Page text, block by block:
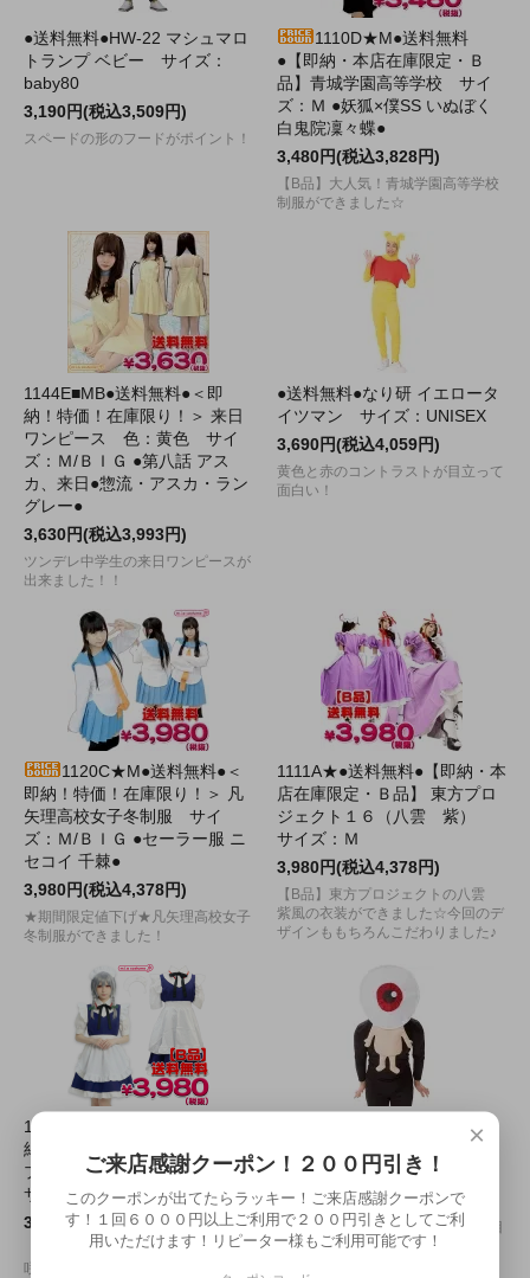
●送料無料●HW-22 マシュマロ
トランプ ベビー サイズ：
baby80
3,190円(税込3,509円)
スペードの形のフードがポイント！
1110D★M●送料無料
●【即納・本店在庫限定・Ｂ
品】青城学園高等学校 サイ
ズ：Ｍ ●妖狐×僕SS いぬぼく
白鬼院凜々蝶●
3,480円(税込3,828円)
【B品】大人気！青城学園高等学校
制服ができました☆
1144E■MB●送料無料●＜即
納！特価！在庫限り！＞ 来日
ワンピース 色：黄色 サイ
ズ：Ｍ/ＢＩＧ ●第八話 アス
カ、来日●惣流・アスカ・ラン
グレー●
3,630円(税込3,993円)
ツンデレ中学生の来日ワンピースが
出来ました！！
●送料無料●なり研 イエロータ
イツマン サイズ：UNISEX
3,690円(税込4,059円)
黄色と赤のコントラストが目立って
面白い！
1120C★M●送料無料●＜
即納！特価！在庫限り！＞ 凡
矢理高校女子冬制服 サイ
ズ：Ｍ/ＢＩＧ ●セーラー服 ニ
セコイ 千棘●
3,980円(税込4,378円)
★期間限定値下げ★凡矢理高校女子
冬制服ができました！
1111A★●送料無料●【即納・本
店在庫限定・Ｂ品】 東方プロ
ジェクト１６（八雲 紫）
サイズ：Ｍ
3,980円(税込4,378円)
【B品】東方プロジェクトの八雲
紫風の衣装ができました☆今回のデ
ザインももちろんこだわりました♪
1112B★MB●送料無料●【即
納・本店在庫限定・B品】東方
プロジェクト（十六夜 咲夜）
サイズ：M/BIG
3,980円(税込4,378円)
【B品】東方プロジェクトの十六夜
咲夜風衣装が登場です☆
●送料無料●ゲゲゲの鬼太郎公
式 目玉おやじかぶりもの サ
イズ：UNISEX
4,190円(税込4,609円)
かぶるだけで簡単に、面白可愛い目
玉おやじの仮装ができちゃいます！
×
ご来店感謝クーポン！２００円引き！
このクーポンが出てたらラッキー！ご来店感謝クーポンで
す！１回６０００円以上ご利用で２００円引きとしてご利
用いただけます！リピーター様もご利用可能です！